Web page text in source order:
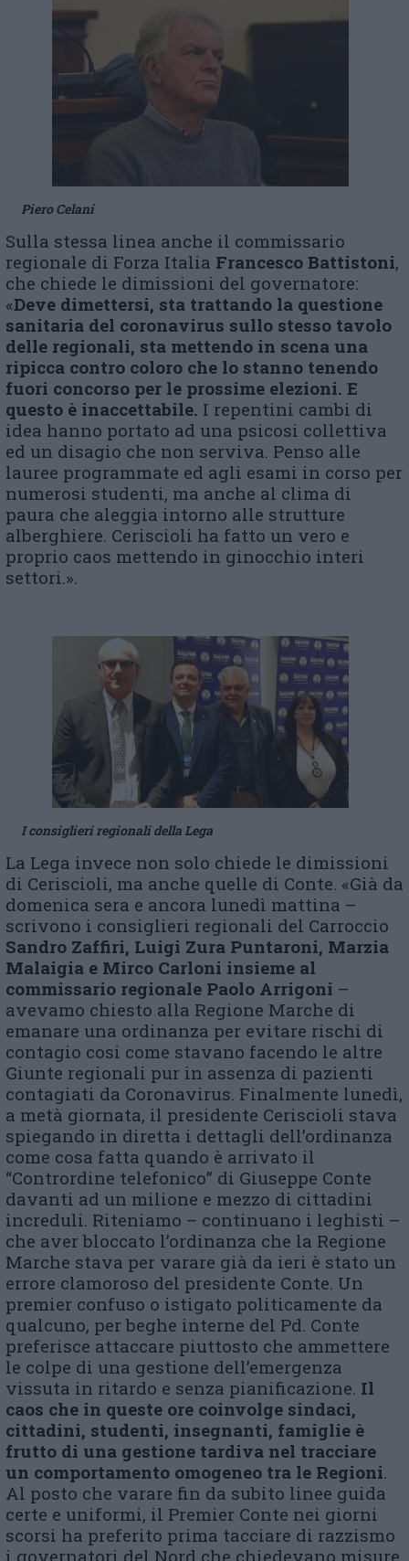
Piero Celani
Sulla stessa linea anche il commissario
regionale di Forza Italia Francesco Battistoni,
che chiede le dimissioni del governatore:
«Deve dimettersi, sta trattando la questione
sanitaria del coronavirus sullo stesso tavolo
delle regionali, sta mettendo in scena una
ripicca contro coloro che lo stanno tenendo
fuori concorso per le prossime elezioni. E
questo è inaccettabile. I repentini cambi di
idea hanno portato ad una psicosi collettiva
ed un disagio che non serviva. Penso alle
lauree programmate ed agli esami in corso per
numerosi studenti, ma anche al clima di
paura che aleggia intorno alle strutture
alberghiere. Ceriscioli ha fatto un vero e
proprio caos mettendo in ginocchio interi
settori.».
I consiglieri regionali della Lega
La Lega invece non solo chiede le dimissioni
di Ceriscioli, ma anche quelle di Conte. «Già da
domenica sera e ancora lunedì mattina –
scrivono i consiglieri regionali del Carroccio
Sandro Zaffiri, Luigi Zura Puntaroni, Marzia
Malaigia e Mirco Carloni insieme al
commissario regionale Paolo Arrigoni –
avevamo chiesto alla Regione Marche di
emanare una ordinanza per evitare rischi di
contagio cosi come stavano facendo le altre
Giunte regionali pur in assenza di pazienti
contagiati da Coronavirus. Finalmente lunedì,
a metà giornata, il presidente Ceriscioli stava
spiegando in diretta i dettagli dell’ordinanza
come cosa fatta quando è arrivato il
“Contrordine telefonico” di Giuseppe Conte
davanti ad un milione e mezzo di cittadini
increduli. Riteniamo – continuano i leghisti –
che aver bloccato l’ordinanza che la Regione
Marche stava per varare già da ieri è stato un
errore clamoroso del presidente Conte. Un
premier confuso o istigato politicamente da
qualcuno, per beghe interne del Pd. Conte
preferisce attaccare piuttosto che ammettere
le colpe di una gestione dell’emergenza
vissuta in ritardo e senza pianificazione. Il
caos che in queste ore coinvolge sindaci,
cittadini, studenti, insegnanti, famiglie è
frutto di una gestione tardiva nel tracciare
un comportamento omogeneo tra le Regioni.
Al posto che varare fin da subito linee guida
certe e uniformi, il Premier Conte nei giorni
scorsi ha preferito prima tacciare di razzismo
i governatori del Nord che chiedevano misure